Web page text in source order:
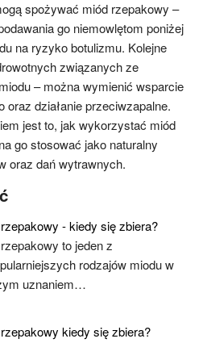
spożywać miód rzepakowy –
go niemowlętom poniżej
na ryzyko botulizmu. Kolejne
związanych ze
– można wymienić wsparcie
oraz działanie przeciwzapalne.
jest to, jak wykorzystać miód
go stosować jako naturalny
oraz dań wytrawnych.
- kiedy się zbiera?
to jeden z
rodzajów miodu w
uznaniem…
kiedy się zbiera?